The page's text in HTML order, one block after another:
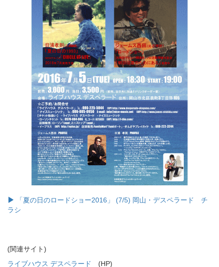
「夏の日のロードショー2016」 (7/5) 岡山・デスペラード チ
ラシ
(関連サイト)
ライブハウス デスペラード
(HP)